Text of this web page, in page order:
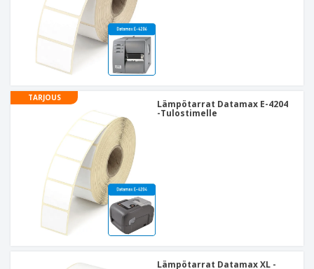
TARJOUS
Lämpötarrat Datamax E-4204
-Tulostimelle
Lämpötarrat Datamax XL -